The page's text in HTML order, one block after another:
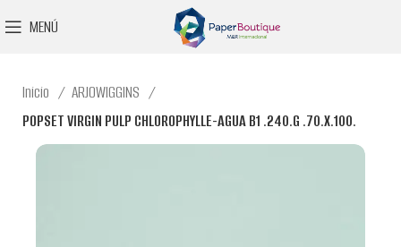
MENÚ
Inicio
ARJOWIGGINS
POPSET VIRGIN PULP CHLOROPHYLLE-AGUA B1 .240.G .70.X.100.